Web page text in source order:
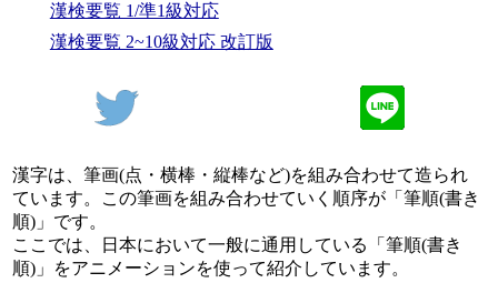
漢検要覧 1/準1級対応
漢検要覧 2~10級対応 改訂版
漢字は、筆画(点・横棒・縦棒など)を組み合わせて造られ
ています。この筆画を組み合わせていく順序が「筆順(書き
順)」です。
ここでは、日本において一般に通用している「筆順(書き
順)」をアニメーションを使って紹介しています。